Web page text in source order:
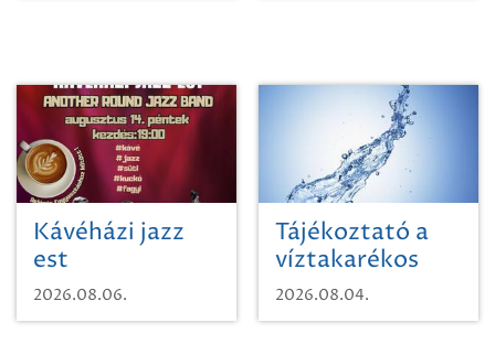
Kávéházi jazz
est
2026.08.06.
Tájékoztató a
víztakarékos
vízhasználatról
2026.08.04.